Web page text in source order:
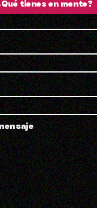
tienes en mente?